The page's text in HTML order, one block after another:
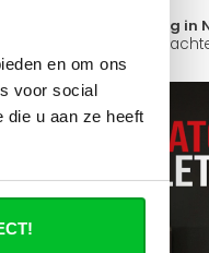
en om ons
voor social
die u aan ze heeft
Snelle levering in
Geen